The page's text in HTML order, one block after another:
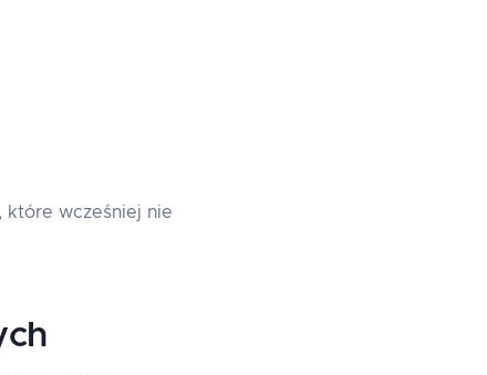
które wcześniej nie